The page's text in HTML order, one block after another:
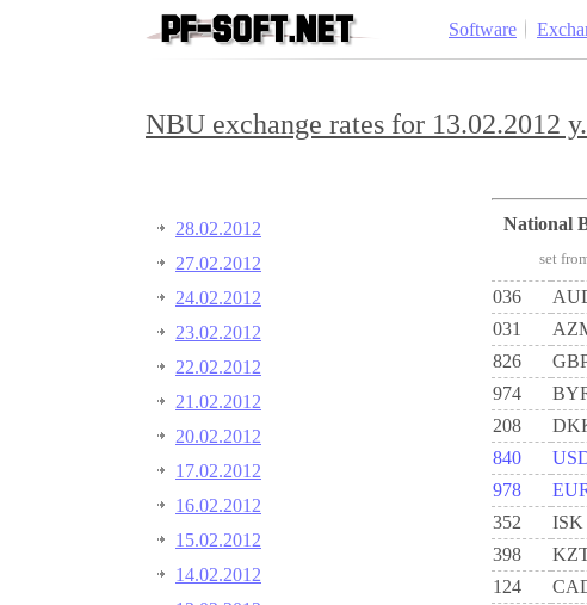
Software
NBU exchange rates for 13.02.2012 y.
28.02.2012
27.02.2012
24.02.2012
23.02.2012
22.02.2012
21.02.2012
20.02.2012
17.02.2012
16.02.2012
15.02.2012
14.02.2012
set
036
031
826
974
208
840
978
352
ISK
398
124